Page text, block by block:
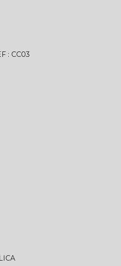
: CC03